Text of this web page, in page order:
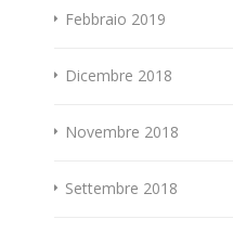
Febbraio 2019
Dicembre 2018
Novembre 2018
Settembre 2018